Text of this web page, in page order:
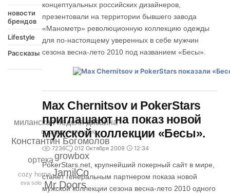
новости
брендов
Lifestyle
Рассказы
Mr.Doors
JamilCo
growbox
Константин Богомолов
миланская неделя дизайна
ортека
cozy home
подарок женщине
eva solo
концептуальных российских дизайнеров,
презентовали на территории бывшего завода
«Манометр» революционную коллекцию одежды
для по-настоящему уверенных в себе мужчин
сезона весна-лето 2010 под названием «Бесы».
Max Chernitsov и PokerStars
приглашают на показ новой
мужской коллекции «Бесы».
7236 012 Октября 2009 12:34
PokerStars.net, крупнейший покерный сайт в мире,
станет генеральным партнером показа новой
мужской коллекции сезона весна-лето 2010 одного